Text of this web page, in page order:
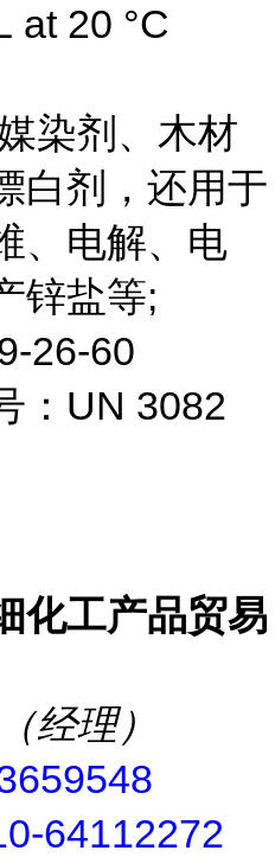
at 20 °C
染剂、木材
白剂，还用于
、电解、电
锌盐等;
26-60
：UN 3082
化工产品贸易
经理）
64112272